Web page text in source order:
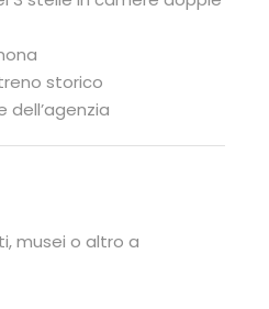
storico
dell’agenzia
musei o altro a